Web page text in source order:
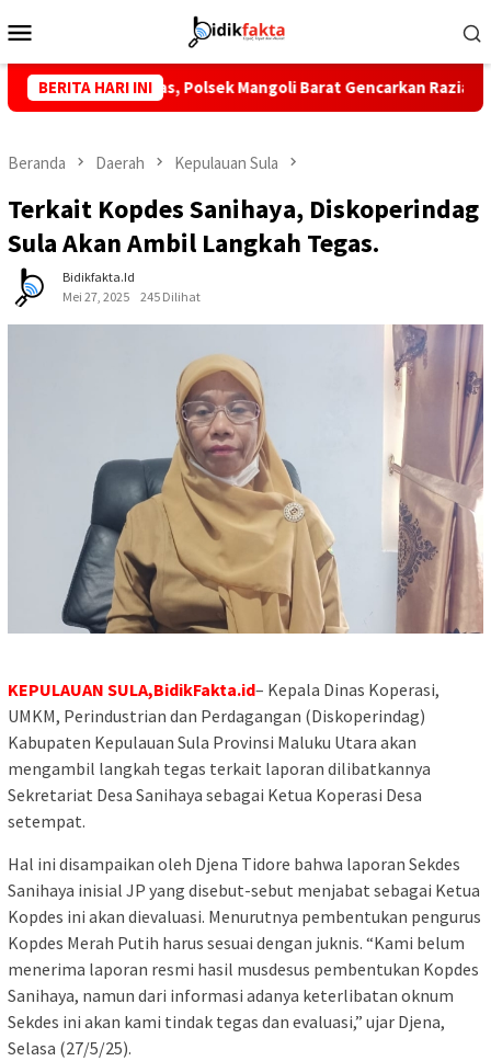
ke
Mobile
BERITA HARI INI
Miras, Polsek Mangoli Barat Gencarkan Razia di Desa
Beranda Daerah Kepulauan Sula
Terkait Kopdes Sanihaya, Diskoperindag
Sula Akan Ambil Langkah Tegas.
Bidikfakta.id
Mei 27, 2025
245 Dilihat
KEPULAUAN SULA,BidikFakta.id– Kepala Dinas Koperasi,
UMKM, Perindustrian dan Perdagangan (Diskoperindag)
Kabupaten Kepulauan Sula Provinsi Maluku Utara akan
mengambil langkah tegas terkait laporan dilibatkannya
Sekretariat Desa Sanihaya sebagai Ketua Koperasi Desa
setempat.
Hal ini disampaikan oleh Djena Tidore bahwa laporan Sekdes
Sanihaya inisial JP yang disebut-sebut menjabat sebagai Ketua
Kopdes ini akan dievaluasi. Menurutnya pembentukan pengurus
Kopdes Merah Putih harus sesuai dengan juknis. “Kami belum
menerima laporan resmi hasil musdesus pembentukan Kopdes
Sanihaya, namun dari informasi adanya keterlibatan oknum
Sekdes ini akan kami tindak tegas dan evaluasi,” ujar Djena,
Selasa (27/5/25).